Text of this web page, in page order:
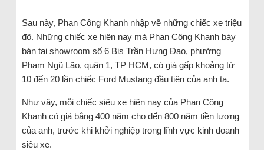
Sau này, Phan Công Khanh nhập về những chiếc xe triệu
đô. Những chiếc xe hiện nay mà Phan Công Khanh bày
bán tại showroom số 6 Bis Trần Hưng Đạo, phường
Phạm Ngũ Lão, quận 1, TP HCM, có giá gấp khoảng từ
10 đến 20 lần chiếc Ford Mustang đầu tiên của anh ta.
Như vậy, mỗi chiếc siêu xe hiện nay của Phan Công
Khanh có giá bằng 400 năm cho đến 800 năm tiền lương
của anh, trước khi khởi nghiệp trong lĩnh vực kinh doanh
siêu xe.